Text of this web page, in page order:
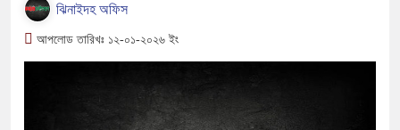
ঝিনাইদহ অফিস
আপলোড তারিখঃ ১২-০১-২০২৬ ইং